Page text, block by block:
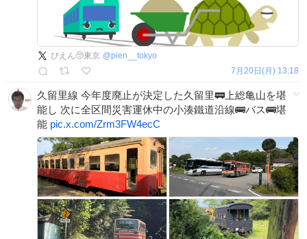
ぴえん🥺東京 @pien__tokyo
7月20日(月) 13:18
久留里線 今年度廃止が決定した久留里🚃上総亀山を堪
能し 次に全区間災害運休中の小湊鐵道沿線🚌バス🚌堪
能 pic.x.com/Zrm3FW4ecC